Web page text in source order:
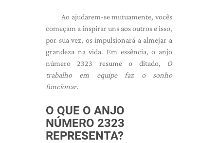
Ao ajudarem-se mutuamente, vocês
começam a inspirar uns aos outros e isso,
por sua vez, os impulsionará a almejar a
grandeza na vida. Em essência, o anjo
número 2323 resume o ditado, O
trabalho em equipe faz o sonho
funcionar.
O QUE O ANJO
NÚMERO 2323
REPRESENTA?